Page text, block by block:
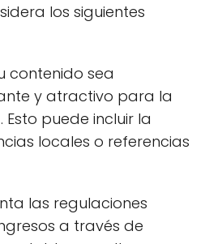
los siguientes
contenido sea
y atractivo para la
puede incluir la
locales o referencias
las regulaciones
a través de